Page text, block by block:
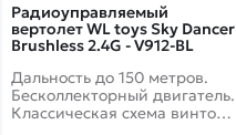
Радиоуправляемый
вертолет WL toys Sky Dancer
Brushless 2.4G - V912-BL
Дальность до 150 метров.
Бесколлекторный двигатель.
Классическая схема винтов,